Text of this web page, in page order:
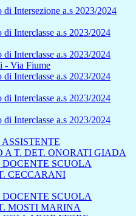
Intersezione a.s 2023/2024
Interclasse a.s 2023/2024
Interclasse a.s 2023/2024
- Via Fiume
Interclasse a.s 2023/2024
Interclasse a.s 2023/2024
Interclasse a.s 2023/2024
A T. DET. ONORATI GIADA
SCUOLA
CECCARANI
SCUOLA
MOSTI MARINA